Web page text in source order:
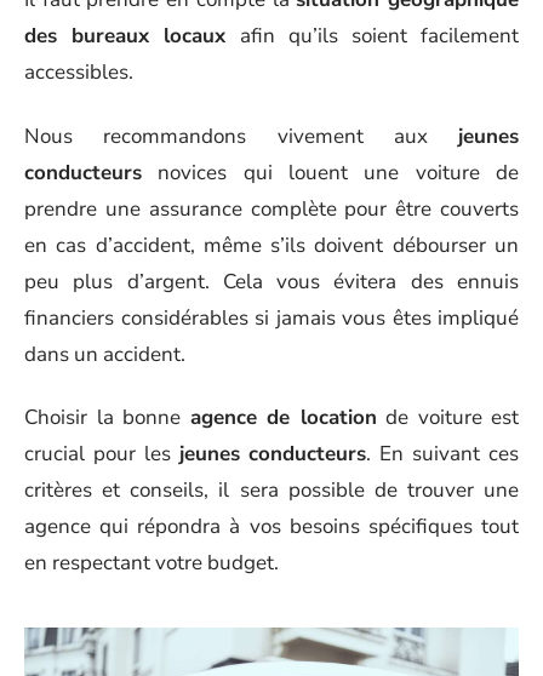
des bureaux locaux afin qu’ils soient facilement
accessibles.
Nous recommandons vivement aux jeunes
conducteurs novices qui louent une voiture de
prendre une assurance complète pour être couverts
en cas d’accident, même s’ils doivent débourser un
peu plus d’argent. Cela vous évitera des ennuis
financiers considérables si jamais vous êtes impliqué
dans un accident.
Choisir la bonne agence de location de voiture est
crucial pour les jeunes conducteurs. En suivant ces
critères et conseils, il sera possible de trouver une
agence qui répondra à vos besoins spécifiques tout
en respectant votre budget.